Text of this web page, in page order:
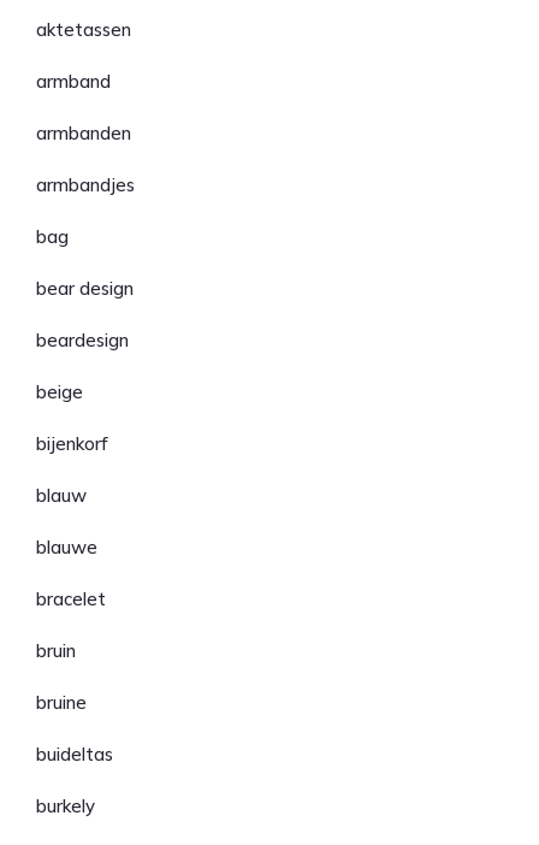
aktetassen
armband
armbanden
armbandjes
bag
bear design
beardesign
beige
bijenkorf
blauw
blauwe
bracelet
bruin
bruine
buideltas
burkely